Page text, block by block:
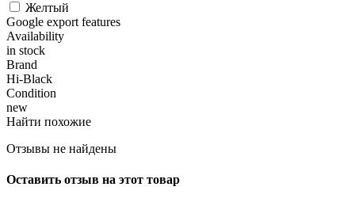
Желтый
Google export features
Availability
in stock
Brand
Hi-Black
Condition
new
Найти похожие
Отзывы не найдены
Оставить отзыв на этот товар